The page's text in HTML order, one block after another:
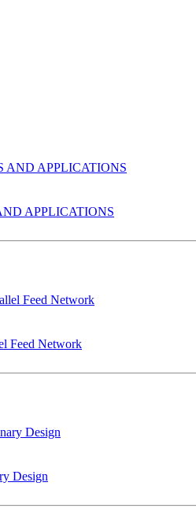
APPLICATIONS
Feed Network
Design